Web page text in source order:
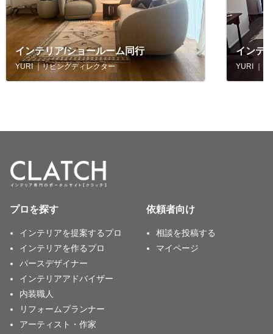
インテリア/ショールーム同行
YURI ｜リビングディレクター
インテ
YURI ｜リ
プロを探す
インテリアを提案するプロ
インテリアを作るプロ
パースデザイナー
インテリアアドバイザー
内装職人
リフォームプランナー
アーティスト・作家
依頼者向け
相談を投稿する
マイページ